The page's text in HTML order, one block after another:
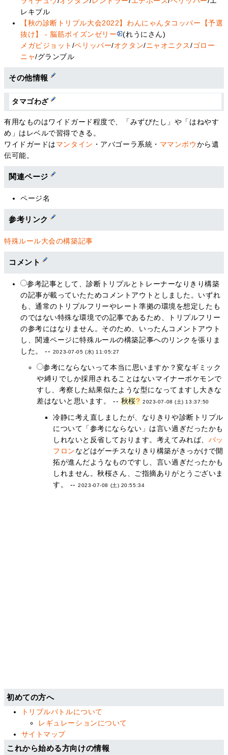
レキブル
【秋の診断トリプル大会2022】わんにゃんタコッパー【予選
抜け】 - 脳筋ポイズンゼリー
(れうにさん)
メガピジョット /ペリッパー/オクタン/ニャオニクス/ゴロー
ニャ/グランブル
その他情報
タマゴわざ
有用なものはワイドガード程度で、「みずびたし」や「はねやす
め」はレベルで習得できる。
ワイドガードはマンタイン ・アバゴーラ系統・ ママンボウから遺
伝可能。
関連ページ
ページ名
参考リンク
特殊ルール大会の構築記事
コメント
参考記事として、診断トリプルとトレーナーなりきり構築
の記事が載っていたためコメントアウトとしました。いずれ
も、通常のトリプルフリーやレート準拠の環境を想定したも
のではない特殊な環境での記事であるため、トリプルフリー
の参考にはなりません。そのため、いったんコメントアウト
し、関連ページに特殊ルールの構築記事へのリンクを張りま
した。 -- 2023-07-05 (水) 11:05:27
参考にならないって本当に思いますか？変なギミック
や縛りでしか採用されることはないマイナーポケモンで
すし、考察した結果似たような型になってますし大きな
差はないと思います。 -- 秋桜? 2023-07-08 (土) 13:37:50
冷静に考え直しましたが、なりきりや診断トリプル
について「参考にならない」は言い過ぎだったかも
しれないと反省しております。考えてみれば、 バッ
フロンなどはゲーチスなりきり構築がきっかけで開
拓が進んだようなものですし、言い過ぎだったかも
しれません。秋桜さん、ご指摘ありがとうございま
す。 --2023-07-08 (土) 20:55:34
初めての方へ
トリプルバトルについて
レギュレーションについて
サイトマップ
これから始める方向けの情報